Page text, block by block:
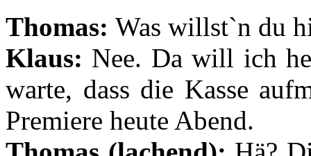
Thomas: Was willst`n du
Klaus: Nee. Da will ich
warte, dass die Kasse
Premiere heute Abend.